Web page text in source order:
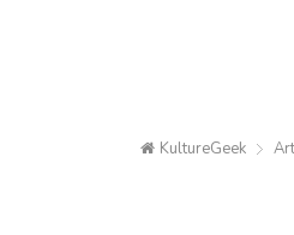
KultureGeek